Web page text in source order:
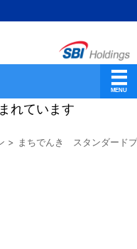
れています
> まちでんき スタンダード